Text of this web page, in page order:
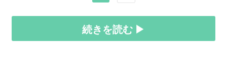
続きを読む ▶